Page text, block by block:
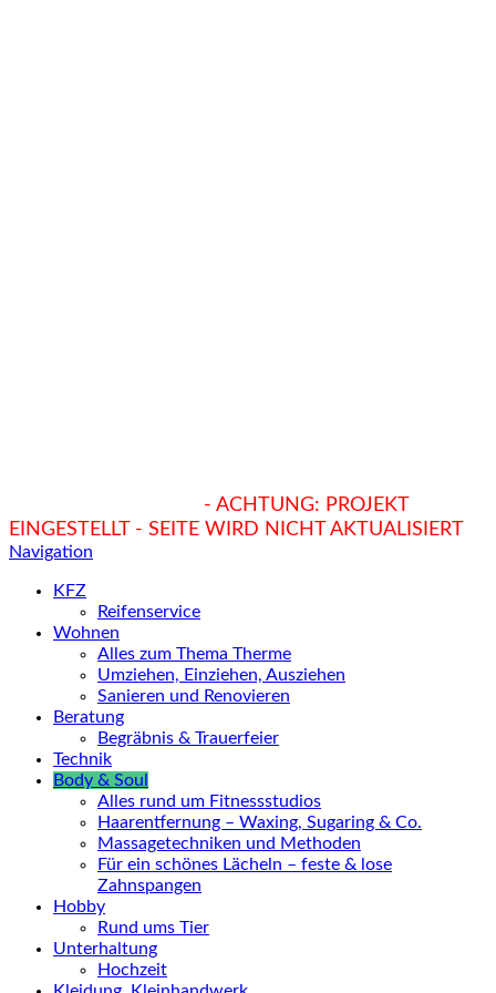
- ACHTUNG: PROJEKT
EINGESTELLT - SEITE WIRD NICHT AKTUALISIERT
Navigation
KFZ
Reifenservice
Wohnen
Alles zum Thema Therme
Umziehen, Einziehen, Ausziehen
Sanieren und Renovieren
Beratung
Begräbnis & Trauerfeier
Technik
Body & Soul
Alles rund um Fitnessstudios
Haarentfernung – Waxing, Sugaring & Co.
Massagetechniken und Methoden
Für ein schönes Lächeln – feste & lose
Zahnspangen
Hobby
Rund ums Tier
Unterhaltung
Hochzeit